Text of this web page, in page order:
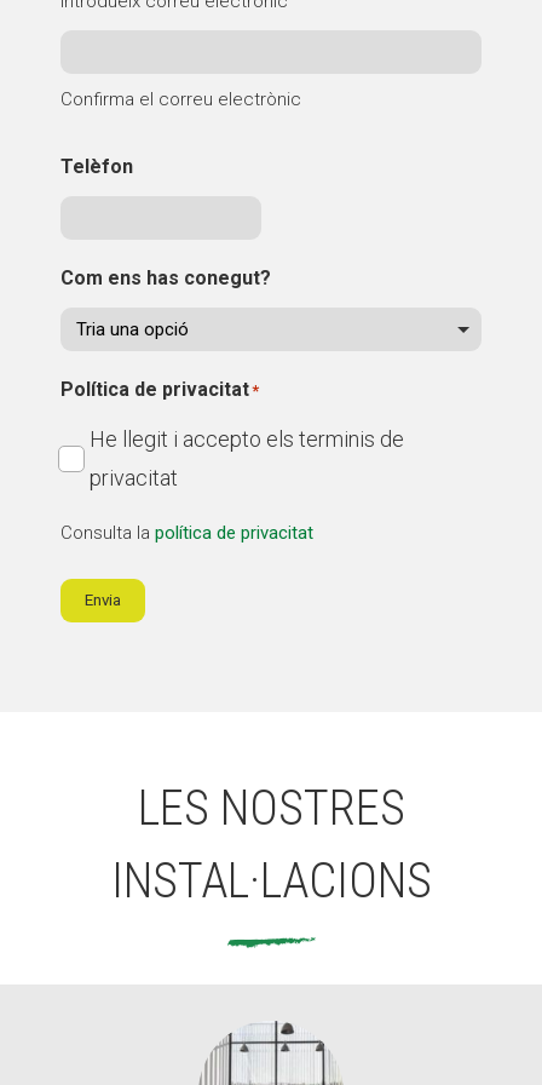
Confirma el correu electrònic
Telèfon
Com ens has conegut?
Política de privacitat*
He llegit i accepto els terminis de
privacitat
Consulta la política de privacitat
Envia
LES NOSTRES
INSTAL·LACIONS